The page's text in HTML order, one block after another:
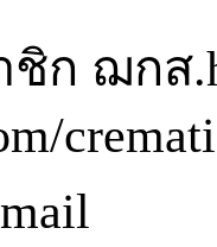
ชิก ฌกส